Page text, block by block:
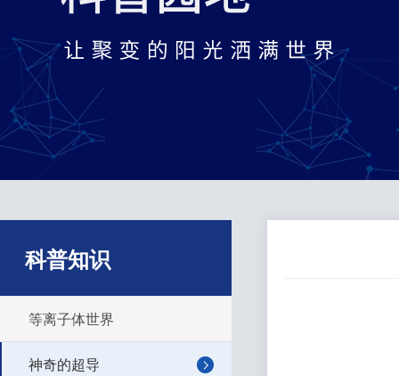
科普知识
等离子体世界
神奇的超导